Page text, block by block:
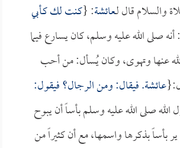
والسلام قال لـعائشة: {كنت لك كـأبي
صلى الله عليه وسلم، كان يسارع فيما
عنها وتهوى، وكان يُسأل: من أحب
عائشة. فيقال: ومن الرجال؟ فيقول:
صلى الله عليه وسلم بأساً أن يبوح
ير بأساً بذكرها واسمها، مع أن كثيراً من